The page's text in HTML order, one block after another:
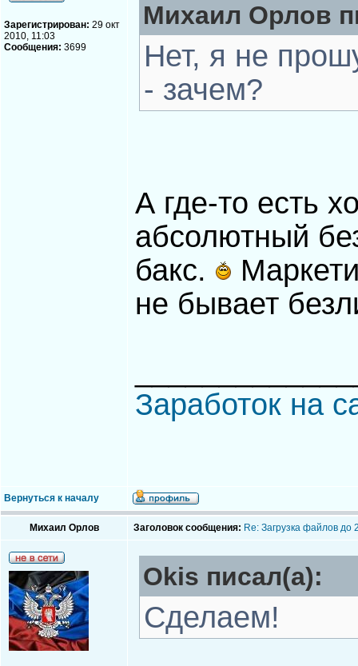
Зарегистрирован: 29 окт
2010, 11:03
Сообщения: 3699
Михаил Орлов
Нет, я не
- зачем?
А где-то есть
абсолютный
бакс.
не бывает
Заработок на
Вернуться к началу
Михаил Орлов Заголовок сообщения: Re: Загрузка файлов до
Okis писал(а):
Сделаем!